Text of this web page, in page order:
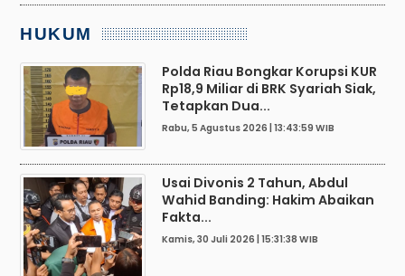
HUKUM
Polda Riau Bongkar Korupsi KUR
Rp18,9 Miliar di BRK Syariah Siak,
Tetapkan Dua...
Rabu, 5 Agustus 2026 | 13:43:59 WIB
Usai Divonis 2 Tahun, Abdul
Wahid Banding: Hakim Abaikan
Fakta...
Kamis, 30 Juli 2026 | 15:31:38 WIB